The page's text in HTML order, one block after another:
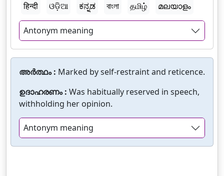
हिन्दी
ଓଡ଼ିଆ ಕನ್ನಡ বাংলা தமிழ் മലയാളം
Antonym meaning
അർത്ഥം : Marked by self-restraint and reticence.
ഉദാഹരണം : Was habitually reserved in speech,
withholding her opinion.
Antonym meaning